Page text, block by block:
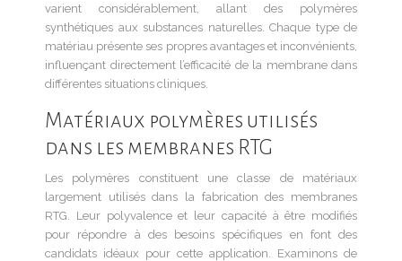
varient considérablement, allant des polymères
synthétiques aux substances naturelles. Chaque type de
matériau présente ses propres avantages et inconvénients,
influençant directement l’efficacité de la membrane dans
différentes situations cliniques.
Matériaux polymères utilisés
dans les membranes RTG
Les polymères constituent une classe de matériaux
largement utilisés dans la fabrication des membranes
RTG. Leur polyvalence et leur capacité à être modifiés
pour répondre à des besoins spécifiques en font des
candidats idéaux pour cette application. Examinons de